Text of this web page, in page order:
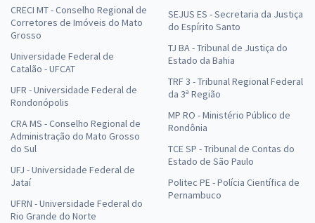
CRECI MT - Conselho Regional de
Corretores de Imóveis do Mato
Grosso
Universidade Federal de
Catalão - UFCAT
UFR - Universidade Federal de
Rondonópolis
CRA MS - Conselho Regional de
Administração do Mato Grosso
do Sul
UFJ - Universidade Federal de
Jataí
UFRN - Universidade Federal do
Rio Grande do Norte
SEJUS ES - Secretaria da Justiça
do Espírito Santo
TJ BA - Tribunal de Justiça do
Estado da Bahia
TRF 3 - Tribunal Regional Federal
da 3ª Região
MP RO - Ministério Público de
Rondônia
TCE SP - Tribunal de Contas do
Estado de São Paulo
Politec PE - Polícia Científica de
Pernambuco